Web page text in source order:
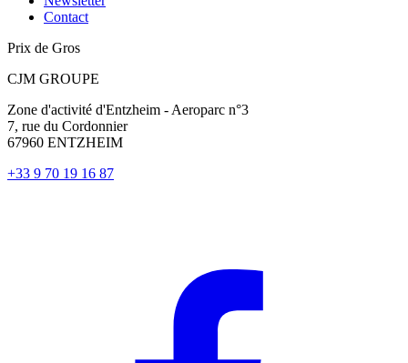
Contact
Prix de Gros
CJM GROUPE
Zone d'activité d'Entzheim - Aeroparc n°3
7, rue du Cordonnier
67960 ENTZHEIM
+33 9 70 19 16 87